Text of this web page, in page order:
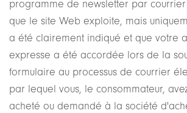
programme de newsletter par
que le site Web exploite, mais
a été clairement indiqué et que votre
expresse a été accordée lors de la
formulaire au processus de courrier
par lequel vous, le consommateur,
acheté ou demandé à la société